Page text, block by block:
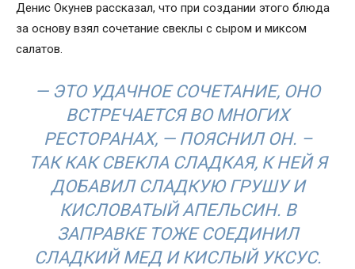
Денис Окунев рассказал, что при создании этого блюда
за основу взял сочетание свеклы с сыром и миксом
салатов.
— ЭТО УДАЧНОЕ СОЧЕТАНИЕ, ОНО
ВСТРЕЧАЕТСЯ ВО МНОГИХ
РЕСТОРАНАХ, — ПОЯСНИЛ ОН. –
ТАК КАК СВЕКЛА СЛАДКАЯ, К НЕЙ Я
ДОБАВИЛ СЛАДКУЮ ГРУШУ И
КИСЛОВАТЫЙ АПЕЛЬСИН. В
ЗАПРАВКЕ ТОЖЕ СОЕДИНИЛ
СЛАДКИЙ МЕД И КИСЛЫЙ УКСУС.